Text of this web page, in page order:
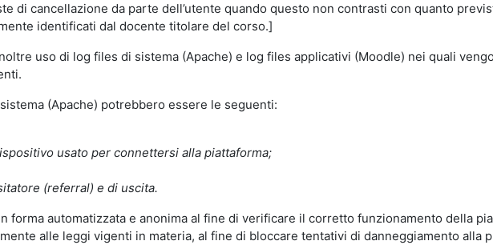
di cancellazione da parte dell’utente quando questo non contrasti con quanto
identificati dal docente titolare del corso.]
uso di log files di sistema (Apache) e log files applicativi (Moodle) nei quali
(Apache) potrebbero essere le seguenti:
usato per connettersi alla piattaforma;
(referral) e di uscita.
forma automatizzata e anonima al fine di verificare il corretto funzionamento della
alle leggi vigenti in materia, al fine di bloccare tentativi di danneggiamento alla